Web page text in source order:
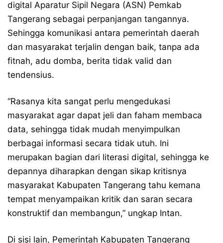
digital Aparatur Sipil Negara (ASN) Pemkab
Tangerang sebagai perpanjangan tangannya.
Sehingga komunikasi antara pemerintah daerah
dan masyarakat terjalin dengan baik, tanpa ada
fitnah, adu domba, berita tidak valid dan
tendensius.
“Rasanya kita sangat perlu mengedukasi
masyarakat agar dapat jeli dan faham membaca
data, sehingga tidak mudah menyimpulkan
berbagai informasi secara tidak utuh. Ini
merupakan bagian dari literasi digital, sehingga ke
depannya diharapkan dengan sikap kritisnya
masyarakat Kabupaten Tangerang tahu kemana
tempat menyampaikan kritik dan saran secara
konstruktif dan membangun,” ungkap Intan.
Di sisi lain, Pemerintah Kabupaten Tangerang